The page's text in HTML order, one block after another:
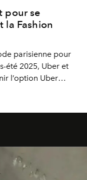
pour se
la Fashion
parisienne pour
été 2025, Uber et
l’option Uber
de 12h à 22h.